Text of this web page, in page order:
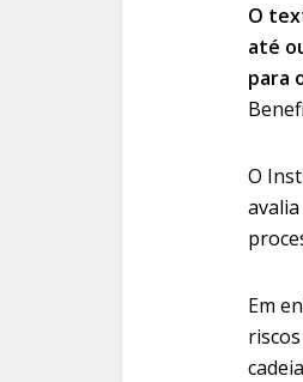
O
até
para
O
Em